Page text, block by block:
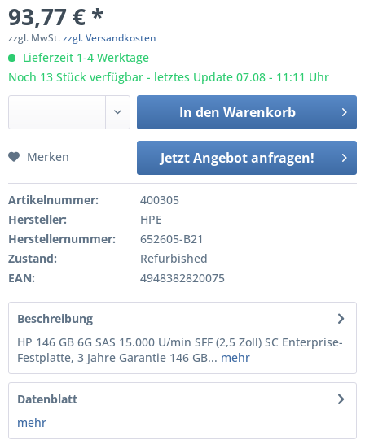
93,77 € *
zzgl. MwSt.zzgl. Versandkosten
Lieferzeit 1-4 Werktage
Noch 13 Stück verfügbar - letztes Update 07.08 - 11:11 Uhr
In den Warenkorb
Jetzt Angebot anfragen!
Merken
Artikelnummer:
400305
Hersteller:
HPE
Herstellernummer:
652605-B21
Zustand:
Refurbished
EAN:
4948382820075
Beschreibung
HP 146 GB 6G SAS 15.000 U/min SFF (2,5 Zoll) SC Enterprise-
Festplatte, 3 Jahre Garantie 146 GB... mehr
Datenblatt
mehr